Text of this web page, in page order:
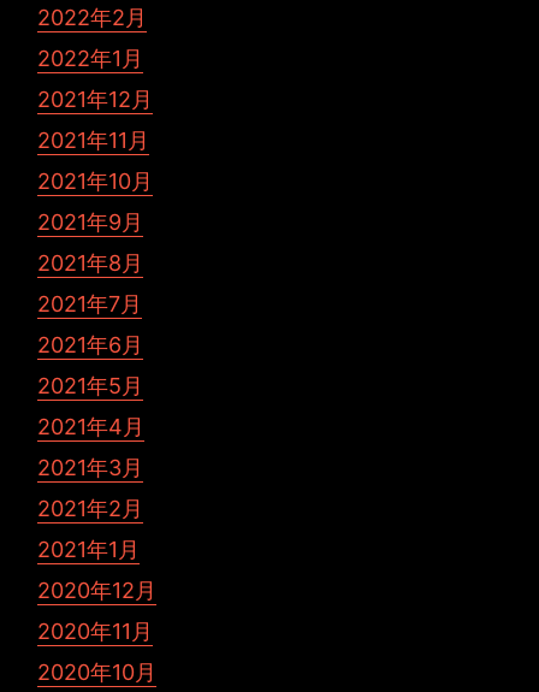
2022年2月
2022年1月
2021年12月
2021年11月
2021年10月
2021年9月
2021年8月
2021年7月
2021年6月
2021年5月
2021年4月
2021年3月
2021年2月
2021年1月
2020年12月
2020年11月
2020年10月